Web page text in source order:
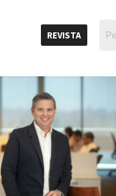
REVISTA